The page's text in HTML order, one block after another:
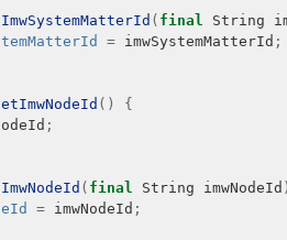
( final String
= imwSystemMatterId ;
()
{
;
( final String imwNodeId
= imwNodeId ;